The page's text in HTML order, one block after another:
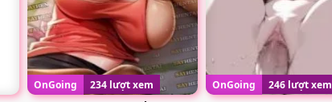
OnGoing 234 lượt xem OnGoing 246 lượt xem